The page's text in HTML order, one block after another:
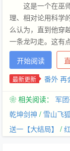
这是一个在巫
理、相对论用科学
么认为，直到他穿
一条龙叼走。这有
绕翼环量和伯努利
李察忍不住的出
研究。对了，刚才
翼，直冲天际。
开始阅读
最新更新 番外 再
❀ 相关阅读： 军
乾坤剑神 / 雪山飞狐
送一【大结局】
/